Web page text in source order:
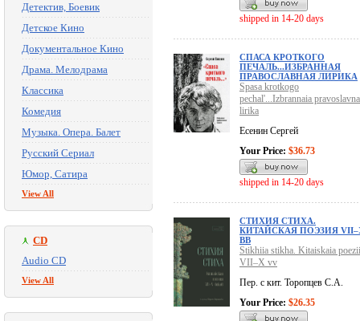
Детектив, Боевик
Детское Кино
Документальное Кино
Драма. Мелодрама
Классика
Комедия
Музыка. Опера. Балет
Русский Сериал
Юмор, Сатира
View All
CD
Audio CD
View All
shipped in 14-20 days
СПАСА КРОТКОГО
ПЕЧАЛЬ...ИЗБРАННАЯ
ПРАВОСЛАВНАЯ ЛИРИКА
Spasa krotkogo
pechal'...Izbrannaia
lirika
Есенин Сергей
Your Price: $36.73
shipped in 14-20 days
СТИХИЯ СТИХА.
КИТАЙСКАЯ ПОЭЗИЯ
ВВ
Stikhiia stikha. Kitaiskaia
VII–X vv
Пер. с кит. Торопцев С.А.
Your Price: $26.35